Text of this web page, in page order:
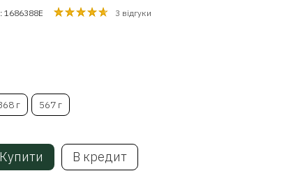
1686388E 3 відгуки
г 567 г
Купити В кредит